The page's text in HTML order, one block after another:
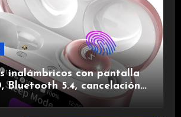
inalámbricos con pantalla
Bluetooth 5.4, cancelación
y de larga